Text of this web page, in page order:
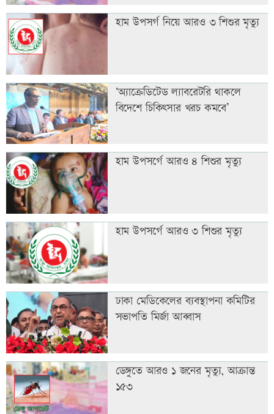
হাম উপসর্গ নিয়ে আরও ৩ শিশুর মৃত্যু
‘অ্যাক্রেডিটেড ল্যাবরেটরি থাকলে
বিদেশে চিকিৎসার খরচ কমবে’
হাম উপসর্গে আরও ৪ শিশুর মৃত্যু
হাম উপসর্গে আরও ৩ শিশুর মৃত্যু
ঢাকা মেডিকেলের ব্যবস্থাপনা কমিটির
সভাপতি মির্জা আব্বাস
ডেঙ্গুতে আরও ১ জনের মৃত্যু, আক্রান্ত
১৫৩